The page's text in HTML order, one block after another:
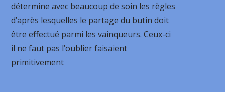
détermine avec beaucoup de soin les règles
d’après lesquelles le partage du butin doit
être effectué parmi les vainqueurs. Ceux-ci
il ne faut pas l’oublier faisaient
primitivement